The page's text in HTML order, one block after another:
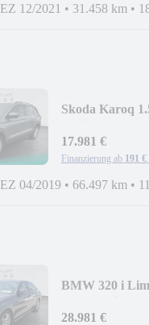
EZ 12/2021 • 31.458 km •
Skoda Karoq
17.981 €
Finanzierung ab 191 €
EZ 04/2019 • 66.497 km •
BMW 320 i
28.981 €